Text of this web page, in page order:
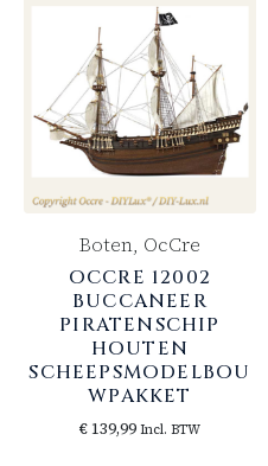
Boten, OcCre
OCCRE 12002
BUCCANEER
PIRATENSCHIP
HOUTEN
SCHEEPSMODELBOU
WPAKKET
€139,99 Incl. BTW